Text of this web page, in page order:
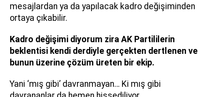
mesajlardan ya da yapılacak kadro değişiminden
ortaya çıkabilir.
Kadro değişimi diyorum zira AK Partililerin
beklentisi kendi derdiyle gerçekten dertlenen ve
bunun üzerine çözüm üreten bir ekip.
Yani ‘mış gibi’ davranmayan… Ki mış gibi